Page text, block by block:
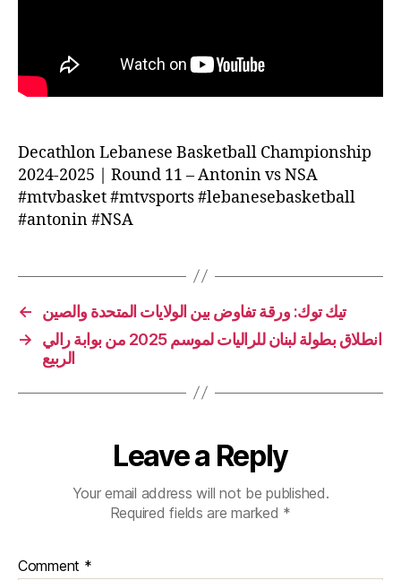
Decathlon Lebanese Basketball Championship
2024-2025 | Round 11 – Antonin vs NSA
#mtvbasket #mtvsports #lebanesebasketball
#antonin #NSA
←
تيك توك: ورقة تفاوض بين الولايات المتحدة والصين
→
انطلاق بطولة لبنان للراليات لموسم 2025 من بوابة رالي
الربيع
Leave a Reply
Your email address will not be published.
Required fields are marked *
Comment *